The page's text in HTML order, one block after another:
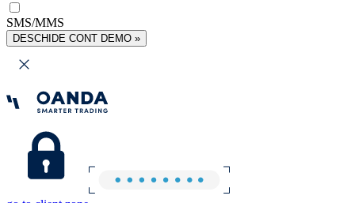
SMS/MMS
DESCHIDE CONT DEMO »